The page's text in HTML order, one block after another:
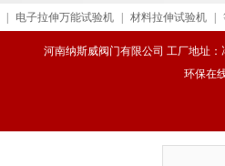
电子拉伸万能试验机 材料拉伸试验机
河南纳斯威阀门有限公司 工厂地址：
环保在